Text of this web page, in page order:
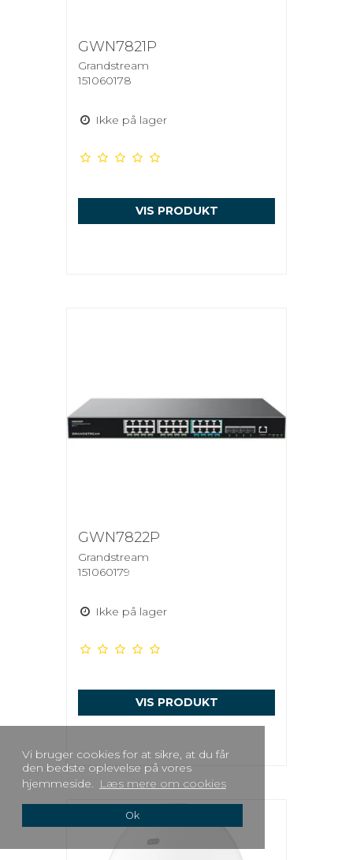
Vi bruger cookies for at sikre, at du får
den bedste oplevelse på vores
hjemmeside. Læs mere om cookies
Ok
GWN7821P
Grandstream
151060178
Ikke på lager
VIS PRODUKT
GWN7822P
Grandstream
151060179
Ikke på lager
VIS PRODUKT